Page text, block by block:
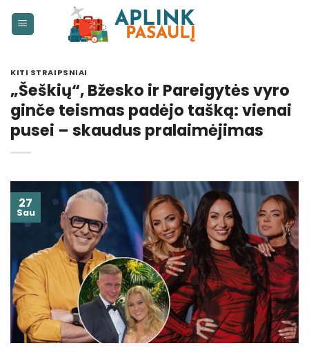
KITI STRAIPSNIAI
„Šeškių“, Bžesko ir Pareigytės vyro
ginče teismas padėjo tašką: vienai
pusei – skaudus pralaimėjimas
27
Sau